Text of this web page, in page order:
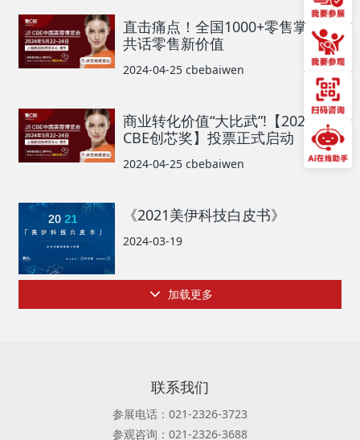
直击痛点！全国1000+零售掌门人
共话零售新价值
2024-04-25 cbebaiwen
商业转化价值“大比武”!【2024
CBE创芯奖】投票正式启动
2024-04-25 cbebaiwen
《2021美伊科技白皮书》
2024-03-19
加载更多
联系我们
参展电话：021-2326-3723
参观咨询：021-2326-3688